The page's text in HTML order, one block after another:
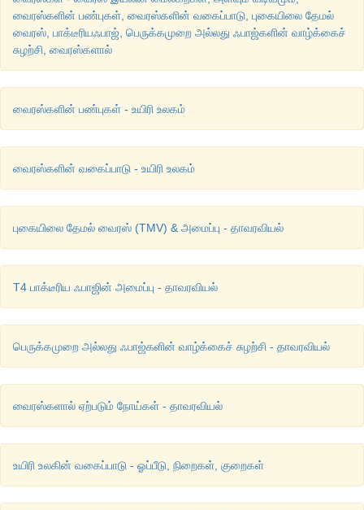
வைரஸ்களின் பண்புகள், வைரஸ்களின் வகைப்பாடு, புகையிலை தேமல்
வைரஸ், பாக்டீரியஃபாஜ், பெருக்கமுறை அல்லது ஃபாஜ்களின் வாழ்க்கைச்
சுழற்சி, வைரஸ்களால்
வைரஸ்களின் பண்புகள் - உயிரி உலகம்
வைரஸ்களின் வகைப்பாடு - உயிரி உலகம்
புகையிலை தேமல் வைரஸ் (TMV) & அமைப்பு - தாவரவியல்
T4 பாக்டீரிய ஃபாஜின் அமைப்பு - தாவரவியல்
பெருக்கமுறை அல்லது ஃபாஜ்களின் வாழ்க்கைச் சுழற்சி - தாவரவியல்
வைரஸ்களால் ஏற்படும் நோய்கள் - தாவரவியல்
உயிரி உலகின் வகைப்பாடு - ஓப்பீடு, நிறைகள், குறைகள்